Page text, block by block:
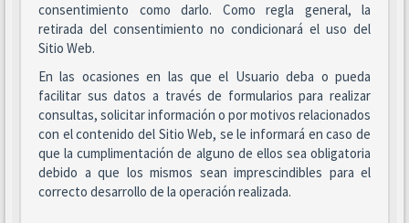
consentimiento como darlo. Como regla general, la
retirada del consentimiento no condicionará el uso del
Sitio Web.
En las ocasiones en las que el Usuario deba o pueda
facilitar sus datos a través de formularios para realizar
consultas, solicitar información o por motivos relacionados
con el contenido del Sitio Web, se le informará en caso de
que la cumplimentación de alguno de ellos sea obligatoria
debido a que los mismos sean imprescindibles para el
correcto desarrollo de la operación realizada.